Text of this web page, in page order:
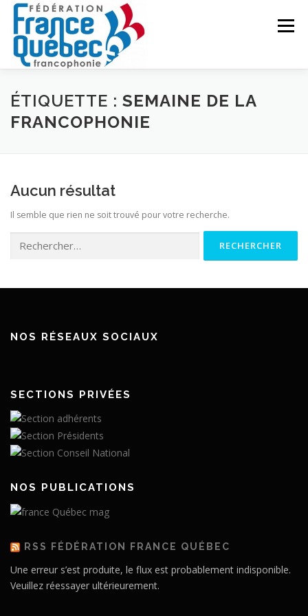
Aller
contenu
Menu
FÉDÉRATION ACTIVITÉS PUBLICATIONS
INTRANET
ÉTIQUETTE : SEMAINE DE LA
FRANCOPHONIE
Aucun résultat
Il semble que rien ne soit trouvé pour votre recherche.
NOS RÉSEAUX SOCIAUX
SECTIONS PRIVÉES
NOS PUBLICATIONS
RSS FÉDÉRATION FRANCE QUÉBEC
Une erreur s’est produite, le flux est probablement indisponible.
Veuillez réessayer ultérieurement.